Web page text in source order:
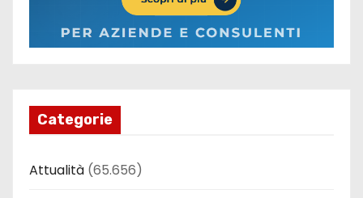
Categorie
Attualità (65.656)